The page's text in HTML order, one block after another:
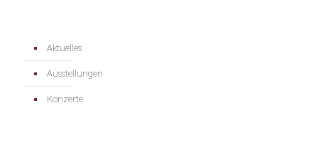
Aktuelles
Ausstellungen
Konzerte